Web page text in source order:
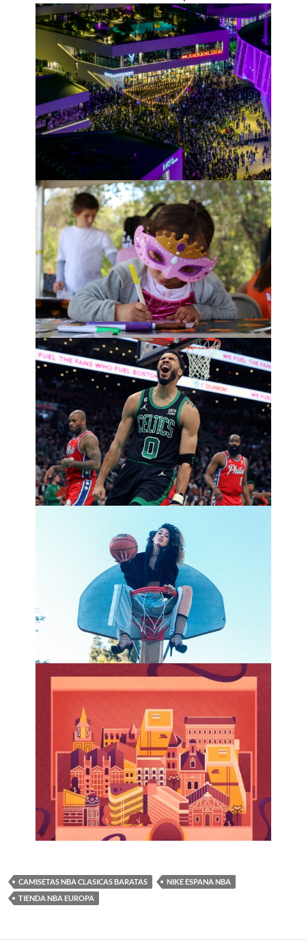
CAMISETAS NBA CLASICAS BARATAS
NIKE ESPANA NBA
TIENDA NBA EUROPA